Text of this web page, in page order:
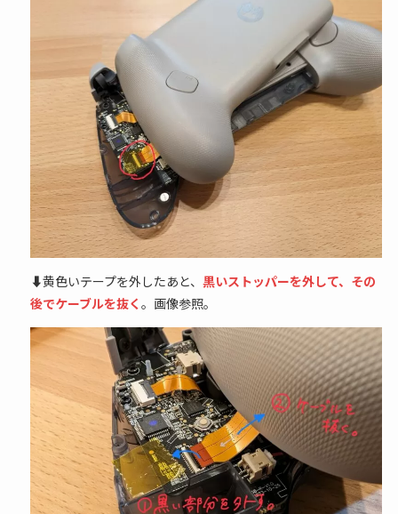
⬇黄色いテープを外したあと、 黒いストッパーを外して、その
後でケーブルを抜く 。画像参照。